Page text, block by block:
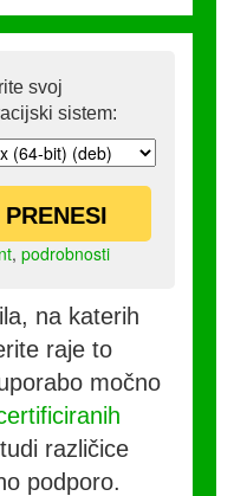
svoj
sistem:
PRENESI
, podrobnosti
na katerih
raje to
močno
različice
podporo.